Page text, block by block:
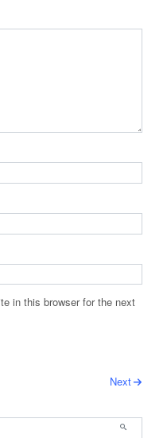
in this browser for the next
Next